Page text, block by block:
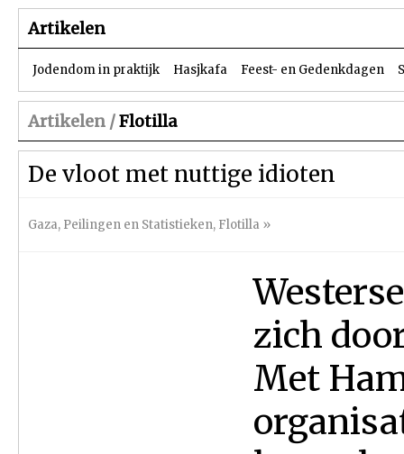
Artikelen
Jodendom in praktijk Hasjkafa Feest- en Gedenkdagen
Artikelen /Flotilla
De vloot met nuttige idioten
Gaza, Peilingen en Statistieken, Flotilla »
zich
Met